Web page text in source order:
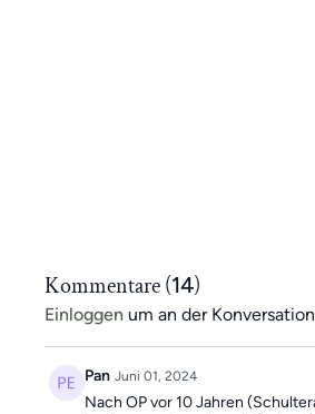
Kommentare (14)
Einloggen um an der
Pan Juni 01, 2024
Nach OP vor 10 Jahren